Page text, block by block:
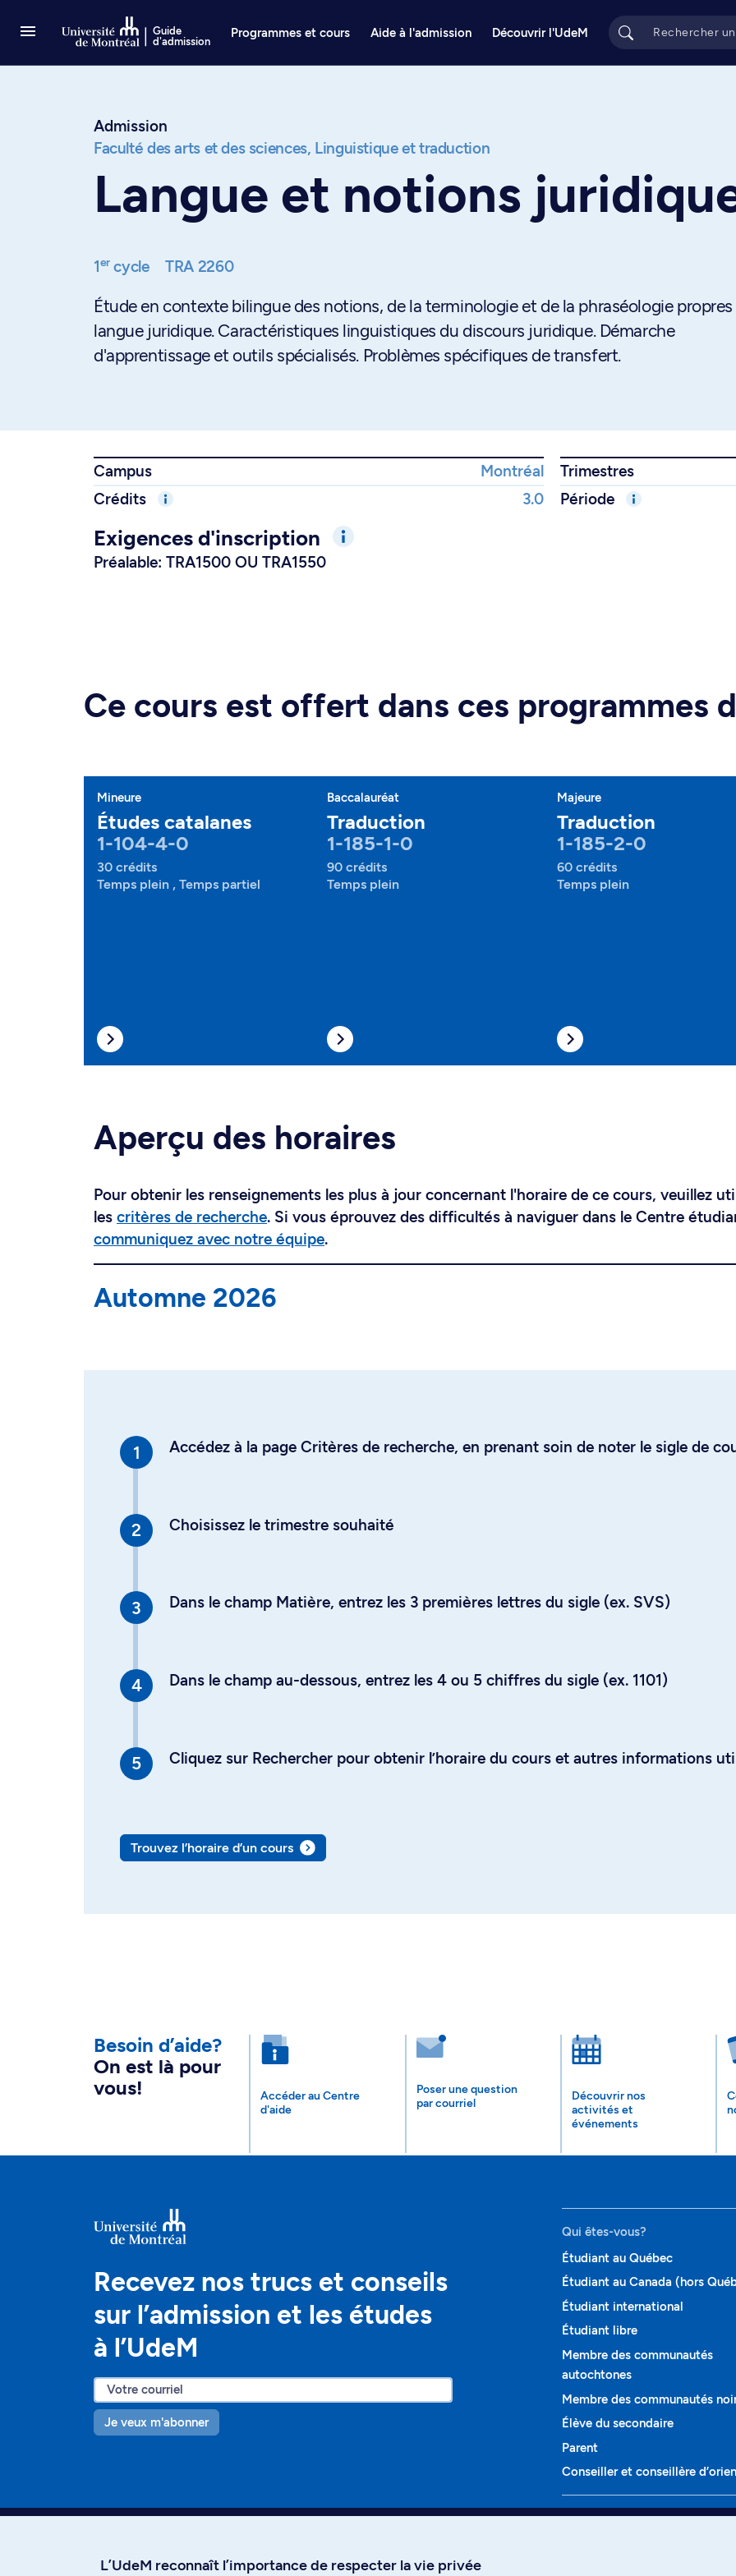
Guide
d'admission
Programmes et cours Aide à l'admission Découvrir l'UdeM
Admission
Faculté des arts et des sciences, Linguistique et traduction
Langue et notions
1ercycle TRA 2260
Étude en contexte bilingue des notions, de la terminologie et de la phraséologie propres
langue juridique. Caractéristiques linguistiques du discours juridique. Démarche
d'apprentissage et outils spécialisés. Problèmes spécifiques de transfert.
Campus Montréal
Trimestres
Crédits
3.0 Période
Exigences d'inscription
Préalable: TRA1500 OU TRA1550
Ce cours est offert dans ces programmes
Mineure
Études catalanes
1-104-4-0
30 crédits
Temps plein , Temps partiel
Baccalauréat
Traduction
1-185-1-0
90 crédits
Temps plein
Majeure
Traduction
1-185-2-0
60 crédits
Temps plein
Aperçu des horaires
Pour obtenir les renseignements les plus à jour concernant l'horaire de ce cours, veuillez
les critères de recherche. Si vous éprouvez des difficultés à naviguer dans le Centre
communiquez avec notre équipe.
Automne 2026
Accédez à la page Critères de recherche, en prenant soin de noter le sigle de
Choisissez le trimestre souhaité
Dans le champ Matière, entrez les 3 premières lettres du sigle (ex. SVS)
Dans le champ au-dessous, entrez les 4 ou 5 chiffres du sigle (ex. 1101)
Cliquez sur Rechercher pour obtenir l’horaire du cours et autres informations
Trouvez l’horaire d’un cours
Besoin d’aide?
On est là pour
vous!
Accéder au Centre
d'aide
Poser une question
par courriel
Découvrir nos
activités et
événements
Recevez nos trucs et conseils
sur l’admission et les études
à l’UdeM
Je veux m'abonner
Qui êtes-vous?
Étudiant au Québec
Étudiant au Canada (hors
Étudiant international
Étudiant libre
Membre des communautés
autochtones
Membre des communautés
Élève du secondaire
Parent
Conseiller et conseillère
Programmes et cours
L’UdeM reconnaît l’importance de respecter la vie privée